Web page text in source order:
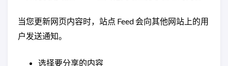
当您更新网页内容时，站点 Feed 会向其他网站上的用
户发送通知。
选择要分享的内容